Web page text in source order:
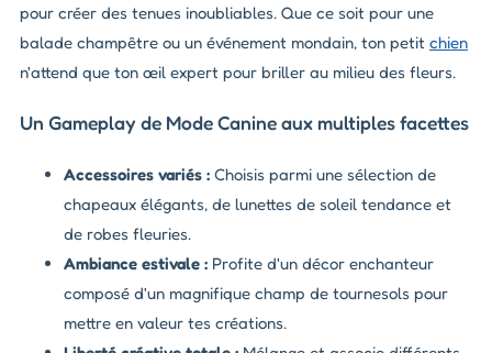
pour créer des tenues inoubliables. Que ce soit pour une
balade champêtre ou un événement mondain, ton petit chien
n'attend que ton œil expert pour briller au milieu des fleurs.
Un Gameplay de Mode Canine aux multiples facettes
Accessoires variés : Choisis parmi une sélection de
chapeaux élégants, de lunettes de soleil tendance et
de robes fleuries.
Ambiance estivale : Profite d'un décor enchanteur
composé d'un magnifique champ de tournesols pour
mettre en valeur tes créations.